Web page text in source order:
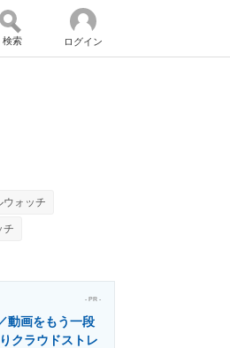
検索 ログイン
ウォッチ
チ
- PR -
動画をもう一段
クラウドストレ